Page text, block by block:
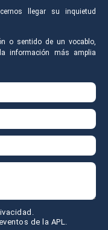
llegar su inquietud
o sentido de un vocablo,
información más amplia
de la APL.